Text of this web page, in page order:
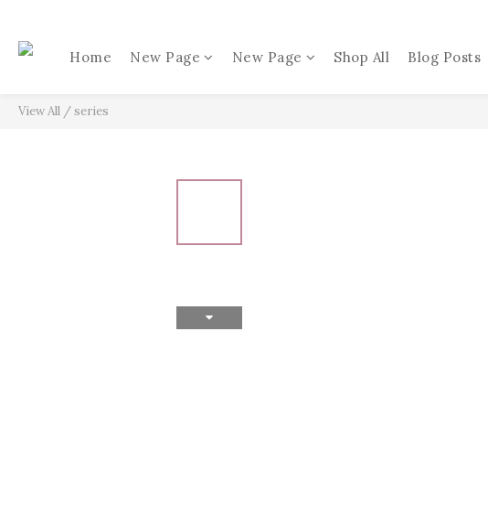
Home New Page New Page Shop All Blog Posts
View All /series